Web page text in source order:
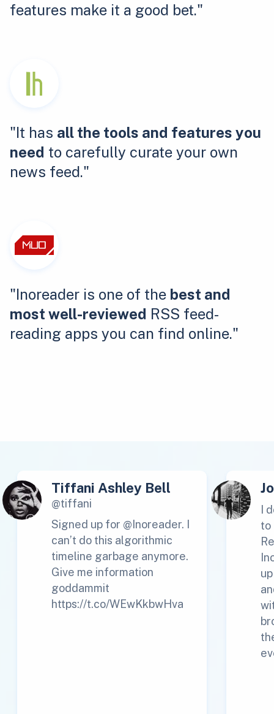
features make it a good bet."
"It has all the tools and features you
need to carefully curate your own
news feed."
"Inoreader is one of the best and
most well-reviewed RSS feed-
reading apps you can find online."
Tiffani Ashley Bell
@tiffani
Signed up for @Inoreader. I
can’t do this algorithmic
timeline garbage anymore.
Give me information
goddammit
https://t.co/WEwKkbwHva
I
to